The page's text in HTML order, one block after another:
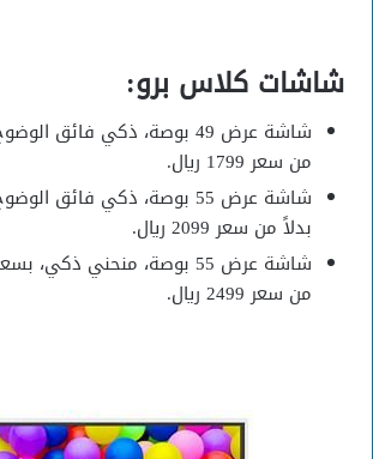
شاشات كلاس برو:
من سعر 1799 ريال.
بدلاً من سعر 2099 ريال.
من سعر 2499 ريال.